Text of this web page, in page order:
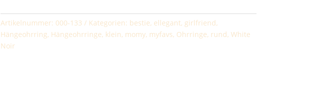
Simpel
Round
Menge
Artikelnummer: 000-133 Kategorien: bestie, ellegant, girlfriend,
Hängeohrring, Hängeohrringe, klein, momy, myfavs, Ohrringe, rund, White
Noir